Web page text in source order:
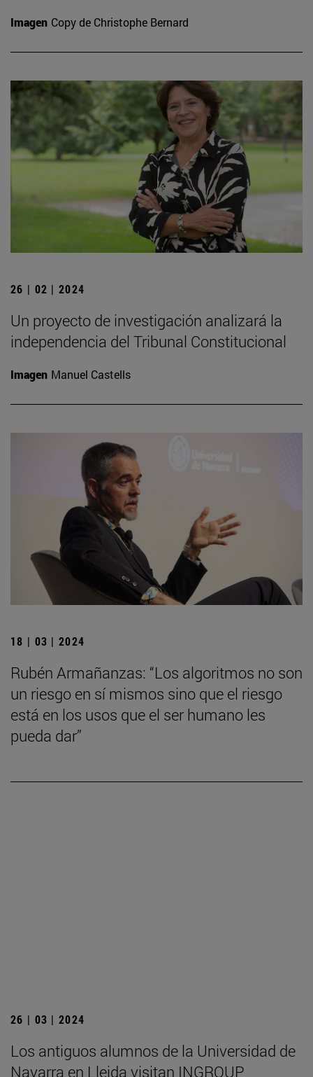
Imagen Copy de Christophe Bernard
26 | 02 | 2024
Un proyecto de investigación analizará la
independencia del Tribunal Constitucional
Imagen Manuel Castells
18 | 03 | 2024
Rubén Armañanzas: “Los algoritmos no son
un riesgo en sí mismos sino que el riesgo
está en los usos que el ser humano les
pueda dar”
26 | 03 | 2024
Los antiguos alumnos de la Universidad de
Navarra en Lleida visitan INGROUP